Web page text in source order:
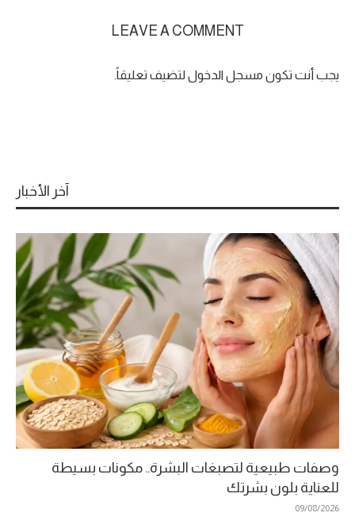
LEAVE A COMMENT
يجب أنت تكون مسجل الدخول لتضيف تعليقاً.
آخر الأخبار
وصفات طبيعية لتصبغات البشرة.. مكونات بسيطة
للعناية بلون بشرتك
09/08/2026